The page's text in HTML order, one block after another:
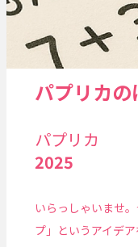
パプリカ
パプリカ
2025
いらっしゃいませ
プ」というアイデア